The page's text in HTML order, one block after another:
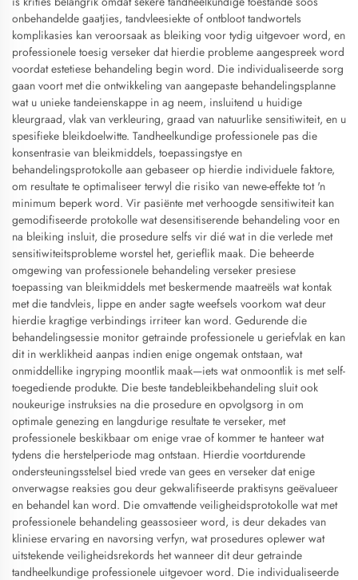
onbehandelde gaatjies, tandvleesiekte of ontbloot tandwortels
komplikasies kan veroorsaak as bleiking voor tydig uitgevoer word, en
professionele toesig verseker dat hierdie probleme aangespreek word
voordat estetiese behandeling begin word. Die individualiseerde sorg
gaan voort met die ontwikkeling van aangepaste behandelingsplanne
wat u unieke tandeienskappe in ag neem, insluitend u huidige
kleurgraad, vlak van verkleuring, graad van natuurlike sensitiwiteit, en u
spesifieke bleikdoelwitte. Tandheelkundige professionele pas die
konsentrasie van bleikmiddels, toepassingstye en
behandelingsprotokolle aan gebaseer op hierdie individuele faktore,
om resultate te optimaliseer terwyl die risiko van newe-effekte tot 'n
minimum beperk word. Vir pasiënte met verhoogde sensitiwiteit kan
gemodifiseerde protokolle wat desensitiserende behandeling voor en
na bleiking insluit, die prosedure selfs vir dié wat in die verlede met
sensitiwiteitsprobleme worstel het, gerieflik maak. Die beheerde
omgewing van professionele behandeling verseker presiese
toepassing van bleikmiddels met beskermende maatreëls wat kontak
met die tandvleis, lippe en ander sagte weefsels voorkom wat deur
hierdie kragtige verbindings irriteer kan word. Gedurende die
behandelingsessie monitor getrainde professionele u geriefvlak en kan
dit in werklikheid aanpas indien enige ongemak ontstaan, wat
onmiddellike ingryping moontlik maak—iets wat onmoontlik is met self-
toegediende produkte. Die beste tandebleikbehandeling sluit ook
noukeurige instruksies na die prosedure en opvolgsorg in om
optimale genezing en langdurige resultate te verseker, met
professionele beskikbaar om enige vrae of kommer te hanteer wat
tydens die herstelperiode mag ontstaan. Hierdie voortdurende
ondersteuningsstelsel bied vrede van gees en verseker dat enige
onverwagse reaksies gou deur gekwalifiseerde praktisyns geëvalueer
en behandel kan word. Die omvattende veiligheidsprotokolle wat met
professionele behandeling geassosieer word, is deur dekades van
kliniese ervaring en navorsing verfyn, wat prosedures oplewer wat
uitstekende veiligheidsrekords het wanneer dit deur getrainde
tandheelkundige professionele uitgevoer word. Die individualiseerde